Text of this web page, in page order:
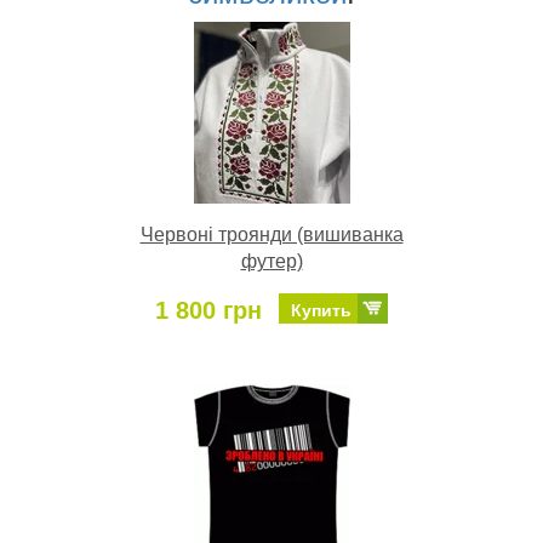
Червоні троянди (вишиванка
футер)
1 800 грн Купить